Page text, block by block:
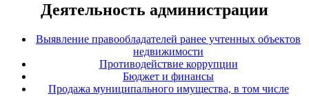
Деятельность администрации
Выявление правообладателей ранее учтенных объектов
недвижимости
Противодействие коррупции
Бюджет и финансы
Продажа муниципального имущества, в том числе